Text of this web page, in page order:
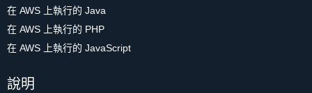
在 AWS 上執行的 Java
在 AWS 上執行的 PHP
在 AWS 上執行的 JavaScript
說明